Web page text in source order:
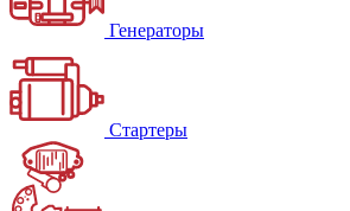
Генераторы
Стартеры